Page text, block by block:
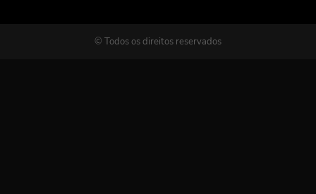
© Todos os direitos reservados